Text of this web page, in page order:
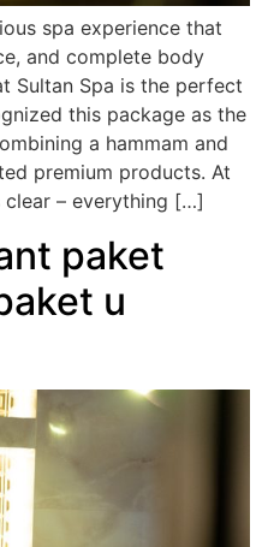
spa experience that
and complete body
Sultan Spa is the perfect
this package as the
a hammam and
premium products. At
clear – everything […]
paket
u